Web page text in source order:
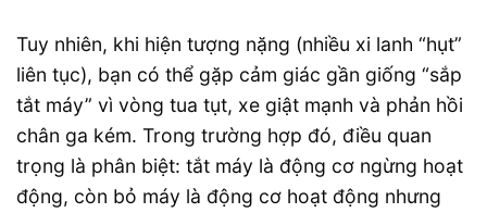
Tuy nhiên, khi hiện tượng nặng (nhiều xi lanh “hụt”
liên tục), bạn có thể gặp cảm giác gần giống “sắp
tắt máy” vì vòng tua tụt, xe giật mạnh và phản hồi
chân ga kém. Trong trường hợp đó, điều quan
trọng là phân biệt: tắt máy là động cơ ngừng hoạt
động, còn bỏ máy là động cơ hoạt động nhưng